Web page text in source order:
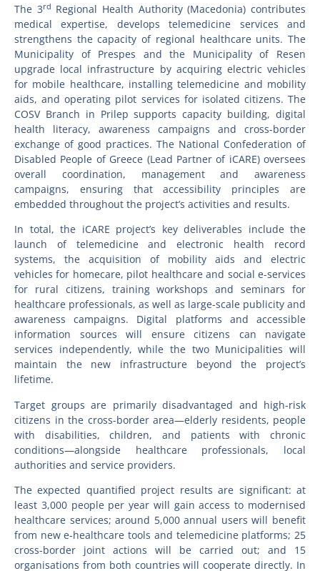
The 3rd Regional Health Authority (Macedonia) contributes
medical expertise, develops telemedicine services and
strengthens the capacity of regional healthcare units. The
Municipality of Prespes and the Municipality of Resen
upgrade local infrastructure by acquiring electric vehicles
for mobile healthcare, installing telemedicine and mobility
aids, and operating pilot services for isolated citizens. The
COSV Branch in Prilep supports capacity building, digital
health literacy, awareness campaigns and cross-border
exchange of good practices. The National Confederation of
Disabled People of Greece (Lead Partner of iCARE) oversees
overall coordination, management and awareness
campaigns, ensuring that accessibility principles are
embedded throughout the project’s activities and results.
In total, the iCARE project’s key deliverables include the
launch of telemedicine and electronic health record
systems, the acquisition of mobility aids and electric
vehicles for homecare, pilot healthcare and social e-services
for rural citizens, training workshops and seminars for
healthcare professionals, as well as large-scale publicity and
awareness campaigns. Digital platforms and accessible
information sources will ensure citizens can navigate
services independently, while the two Municipalities will
maintain the new infrastructure beyond the project’s
lifetime.
Target groups are primarily disadvantaged and high-risk
citizens in the cross-border area—elderly residents, people
with disabilities, children, and patients with chronic
conditions—alongside healthcare professionals, local
authorities and service providers.
The expected quantified project results are significant: at
least 3,000 people per year will gain access to modernised
healthcare services; around 5,000 annual users will benefit
from new e-healthcare tools and telemedicine platforms; 25
cross-border joint actions will be carried out; and 15
organisations from both countries will cooperate directly. In